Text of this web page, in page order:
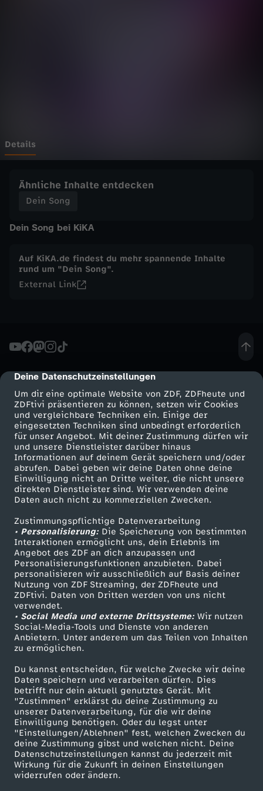
cmp-dialog-description
Deine Datenschutzeinstellungen
Um dir eine optimale Website von ZDF, ZDFheute und
ZDFtivi präsentieren zu können, setzen wir Cookies
und vergleichbare Techniken ein. Einige der
eingesetzten Techniken sind unbedingt erforderlich
für unser Angebot. Mit deiner Zustimmung dürfen wir
und unsere Dienstleister darüber hinaus
Informationen auf deinem Gerät speichern und/oder
abrufen. Dabei geben wir deine Daten ohne deine
Einwilligung nicht an Dritte weiter, die nicht unsere
direkten Dienstleister sind. Wir verwenden deine
Daten auch nicht zu kommerziellen Zwecken.
Zustimmungspflichtige Datenverarbeitung
• Personalisierung:Die Speicherung von bestimmten
Interaktionen ermöglicht uns, dein Erlebnis im
Angebot des ZDF an dich anzupassen und
Personalisierungsfunktionen anzubieten. Dabei
personalisieren wir ausschließlich auf Basis deiner
Nutzung von ZDF Streaming, der ZDFheute und
ZDFtivi. Daten von Dritten werden von uns nicht
verwendet.
• Social Media und externe Drittsysteme:Wir nutzen
Social-Media-Tools und Dienste von anderen
Anbietern. Unter anderem um das Teilen von Inhalten
zu ermöglichen.
Du kannst entscheiden, für welche Zwecke wir deine
Daten speichern und verarbeiten dürfen. Dies
betrifft nur dein aktuell genutztes Gerät. Mit
"Zustimmen" erklärst du deine Zustimmung zu
unserer Datenverarbeitung, für die wir deine
Einwilligung benötigen. Oder du legst unter
"Einstellungen/Ablehnen" fest, welchen Zwecken du
deine Zustimmung gibst und welchen nicht. Deine
Datenschutzeinstellungen kannst du jederzeit mit
Wirkung für die Zukunft in deinen Einstellungen
widerrufen oder ändern.
A
n
d
C
o
s
t
a
n
t
i
n
a
u
f
I
b
i
z
a
Details
Ähnliche Inhalte entdecken
Dein Song
Dein Song bei KiKA
Auf KiKA.de findest du mehr spannende Inhalte
rund um "Dein Song".
External Link
Mehr ZDF
ZDF-Apps
Smart TV
ZDFtext
Livestreams
Sendungen A-Z
TV-Programm
Service
ZDFmitreden
Kontakt zum ZDF
Tickets
Zuschauerservice
Hilfe
ZDF Unternehmen
Karriere
ZDF goes Schule
Werbefernsehen
Mainzelmännchen